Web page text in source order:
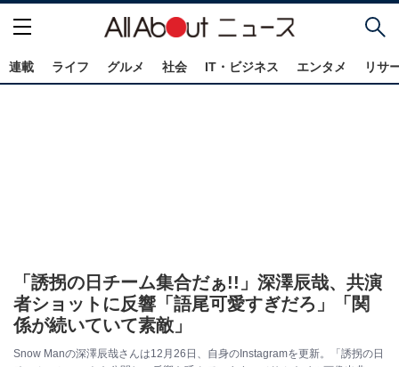
連載 ライフ グルメ 社会 IT・ビジネス エンタメ リサ
「誘拐の日チーム集合だぁ!!」深澤辰哉、共演
者ショットに反響「語尾可愛すぎだろ」「関
係が続いていて素敵」
Snow Manの深澤辰哉さんは12月26日、自身のInstagramを更新。「誘拐の日